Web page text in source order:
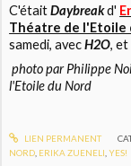
C'étaitDaybreakd'
Théatre de l'Etoile
samedi, avecH2O,
photo par Philippe
l'Etoile du Nord
LIEN PERMANENT
NORD ERIKA ZUENELI ,YES!